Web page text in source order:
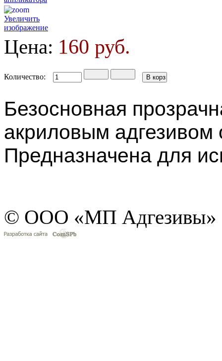
Увеличить
изображение
Цена: 160 руб.
Количество:
Безосновная
акриловым адгезивом
Предназначена для
© ООО «МП Адгезивы»